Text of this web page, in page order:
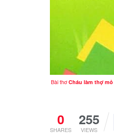
Bài thơCháu làm thợ mỏ
0
SHARES
255
VIEWS